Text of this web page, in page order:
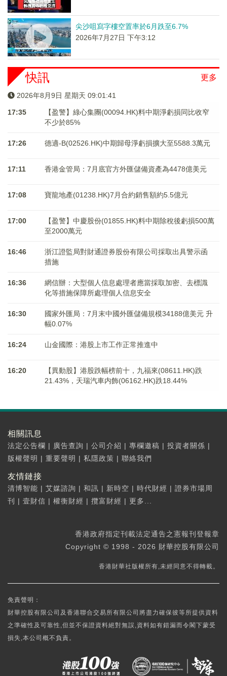
尖沙咀寫字樓空置率於6月跌至6.7%
2026年7月27日 下午3:12
更多
快訊
2026年8月9日 星期天 09:01:42
17:35
【盈警】綠心集團(00094.HK)料中期淨虧損同比收窄
不少於85%
17:26 德適-B(02526.HK)中期歸母淨虧損擴大至5588.3萬元
17:11 香港金管局：7月底官方外匯儲備資產為4478億美元
17:08 寶龍地產(01238.HK)7月合約銷售額約5.5億元
17:00
【盈警】中慶股份(01855.HK)料中期除稅後虧損500萬
至2000萬元
16:46
浙江證監局對財通證券股份有限公司採取出具警示函
措施
16:36
網信辦：大型個人信息處理者應當採取加密、去標識
化等措施保障所處理個人信息安全
16:30
國家外匯局：7月末中國外匯儲備規模34188億美元 升
幅0.07%
16:24 山金國際：港股上市工作正常推進中
16:20
【異動股】港股跌幅榜前十，九福來(08611.HK)跌
21.43%，天瑞汽車内飾(06162.HK)跌18.44%
相關訊息
法定公告欄 | 廣告查詢 | 公司介紹 | 專欄邀稿 | 投資者關係 |
版權聲明 | 重要聲明 | 私隱政策 | 聯絡我們
友情鏈接
清博智能 | 艾媒諮詢 | 和訊 | 新時空 | 時代財經 | 證券市場周
刊
| 壹財信 | 權衡財經 | 攬富財經 | 更多...
香港政府指定刊載法定通告之憲報刊登報章
Copyright © 1998 - 2026 財華控股有限公司
香港財華社版權所有,未經同意不得轉載。
免責聲明：
財華控股有限公司及香港聯合交易所有限公司將盡力確保彼等所提供資料
之準確性及可靠性,但並不保證資料絕對無誤,資料如有錯漏而令閣下蒙受
損失,本公司概不負責。